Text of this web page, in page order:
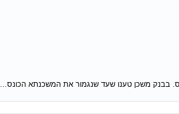
בבנק משכן טענו שעד שנגמור את המשכנתא הכונס...